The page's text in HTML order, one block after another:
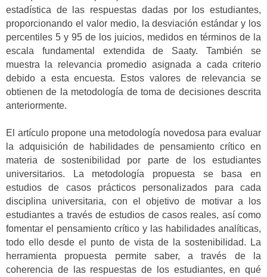
estadística de las respuestas dadas por los estudiantes,
proporcionando el valor medio, la desviación estándar y los
percentiles 5 y 95 de los juicios, medidos en términos de la
escala fundamental extendida de Saaty. También se
muestra la relevancia promedio asignada a cada criterio
debido a esta encuesta. Estos valores de relevancia se
obtienen de la metodología de toma de decisiones descrita
anteriormente.
El artículo propone una metodología novedosa para evaluar
la adquisición de habilidades de pensamiento crítico en
materia de sostenibilidad por parte de los estudiantes
universitarios. La metodología propuesta se basa en
estudios de casos prácticos personalizados para cada
disciplina universitaria, con el objetivo de motivar a los
estudiantes a través de estudios de casos reales, así como
fomentar el pensamiento crítico y las habilidades analíticas,
todo ello desde el punto de vista de la sostenibilidad. La
herramienta propuesta permite saber, a través de la
coherencia de las respuestas de los estudiantes, en qué